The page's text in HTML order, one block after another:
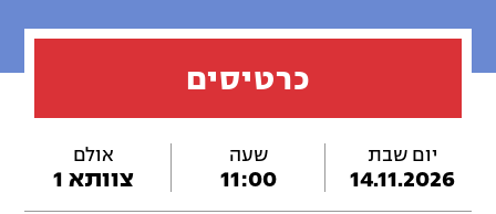
כרטיסים
יום שבת
14.11.2026
שעה
11:00
אולם
צוותא 1